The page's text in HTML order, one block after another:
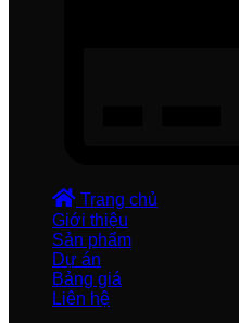
Trang chủ
Giới thiệu
Sản phẩm
Dự án
Bảng giá
Liên hệ